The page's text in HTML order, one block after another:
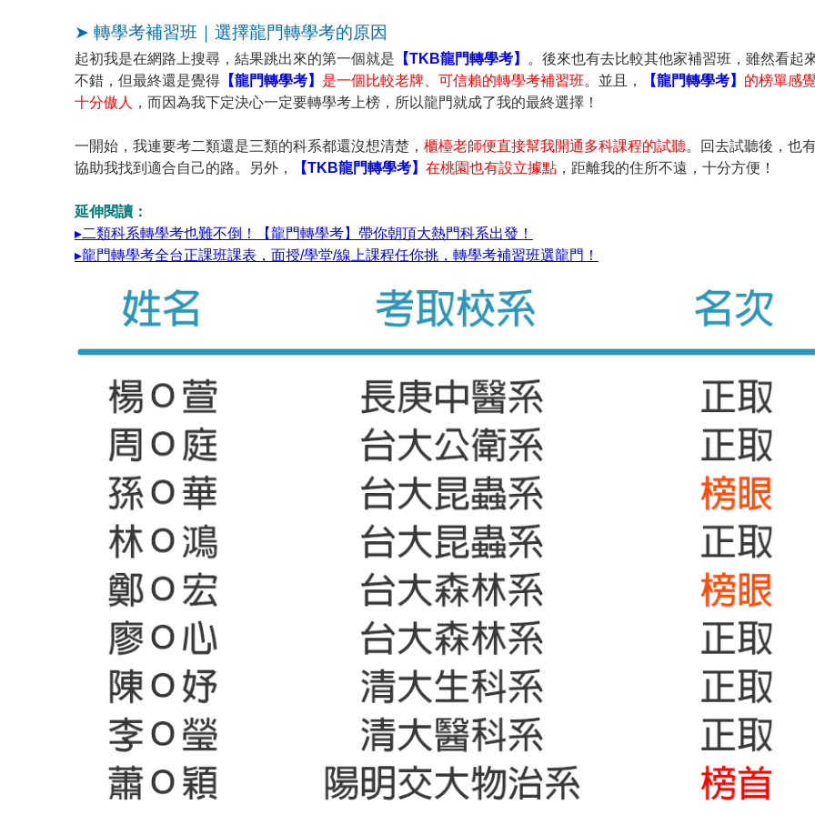
➤ 轉學考補習班｜選擇龍門轉學考的原因
起初我是在網路上搜尋，結果跳出來的第一個就是 【TKB龍門轉學考】
。後來也有去比較其他家補習班，雖然看起
不錯，但最終還是覺得 【龍門轉學考】 是一個比較老牌、可信賴的轉學考補習班。並且， 【龍門轉學考】 的榜單感
十分傲人
，而因為我下定決心一定要轉學考上榜，所以龍門就成了我的最終選擇！
一開始，我連要考二類還是三類的科系都還沒想清楚， 櫃檯老師便直接幫我開通多科課程的試聽。回去試聽後，也
協助我找到適合自己的路。另外，
【TKB龍門轉學考】 在桃園也有設立據點 ，距離我的住所不遠，十分方便！
延伸閱讀：
▸二類科系轉學考也難不倒！【龍門轉學考】帶你朝頂大熱門科系出發！
▸龍門轉學考全台正課班課表，面授/學堂/線上課程任你挑，轉學考補習班選龍門！